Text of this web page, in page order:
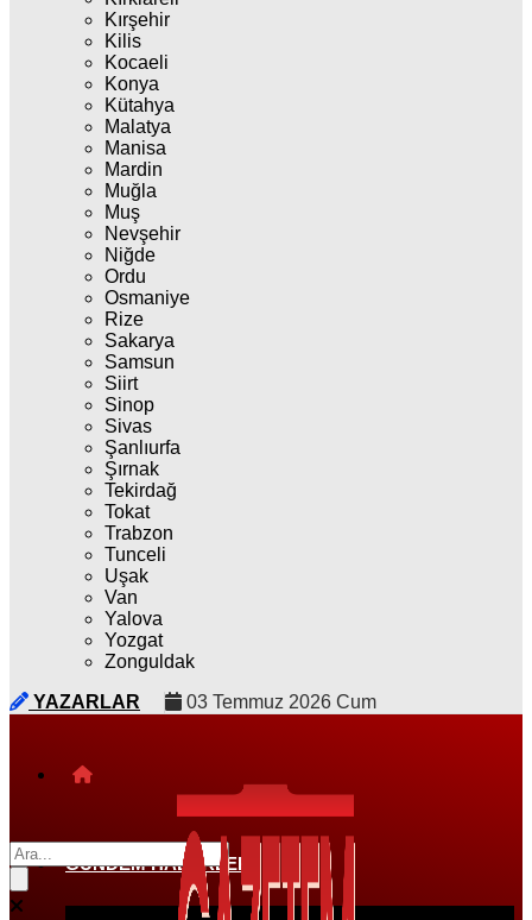
Kırşehir
Kilis
Kocaeli
Konya
Kütahya
Malatya
Manisa
Mardin
Muğla
Muş
Nevşehir
Niğde
Ordu
Osmaniye
Rize
Sakarya
Samsun
Siirt
Sinop
Sivas
Şanlıurfa
Şırnak
Tekirdağ
Tokat
Trabzon
Tunceli
Uşak
Van
Yalova
Yozgat
Zonguldak
YAZARLAR
03 Temmuz 2026 Cum
GÜNDEM HABERLERI